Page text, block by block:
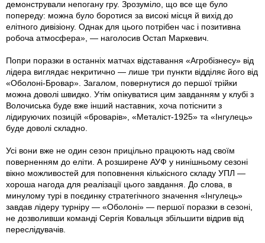
демонстрували непогану гру. Зрозуміло, що все ще було
попереду: можна було боротися за високі місця й вихід до
елітного дивізіону. Однак для цього потрібен час і позитивна
робоча атмосфера», — наголосив Остап Маркевич.
Попри поразки в останніх матчах відставання «Агробізнесу» від
лідера виглядає некритично — лише три пункти відділяє його від
«Оболоні-Бровар». Загалом, повернутися до першої трійки
можна доволі швидко. Утім опікуватися цим завданням у клубі з
Волочиська буде вже інший наставник, хоча потіснити з
лідируючих позицій «броварів», «Металіст-1925» та «Інгулець»
буде доволі складно.
Усі вони вже не один сезон прицільно працюють над своїм
поверненням до еліти. А розширене АУФ у нинішньому сезоні
вікно можливостей для поповнення кількісного складу УПЛ —
хороша нагода для реалізації цього завдання. До слова, в
минулому турі в поєдинку стратегічного значення «Інгулець»
завдав лідеру турніру — «Оболоні» — першої поразки в сезоні,
не дозволивши команді Сергія Ковальця збільшити відрив від
переслідувачів.